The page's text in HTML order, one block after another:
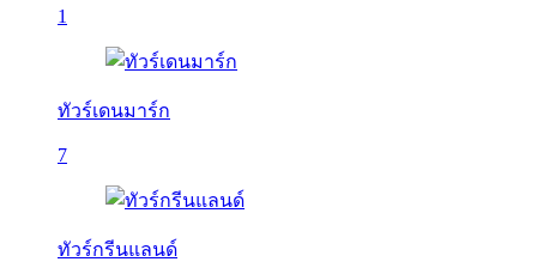
1
ทัวร์เดนมาร์ก
7
ทัวร์กรีนแลนด์